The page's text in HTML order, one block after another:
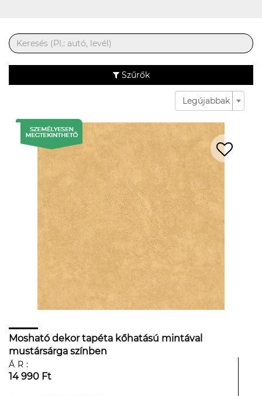
Szűrők
Legújabbak
Mosható dekor tapéta kőhatású mintával
mustársárga színben
ÁR:
14 990 Ft